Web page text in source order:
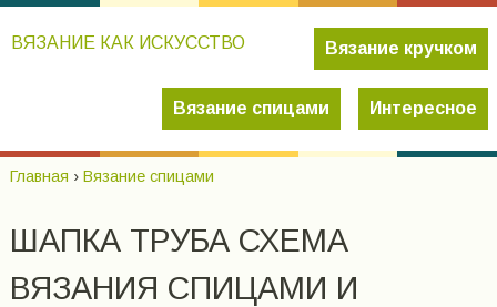
ВЯЗАНИЕ КАК ИСКУССТВО Вязание кручком
Вязание спицами Интересное
Главная › Вязание спицами
ШАПКА ТРУБА СХЕМА
ВЯЗАНИЯ СПИЦАМИ И